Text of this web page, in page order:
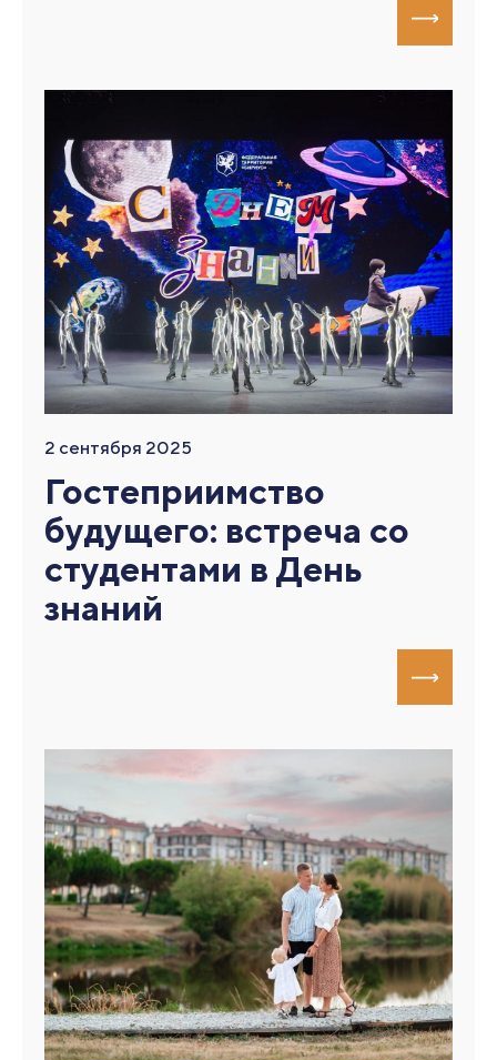
2 сентября 2025
Гостеприимство
будущего: встреча со
студентами в День
знаний